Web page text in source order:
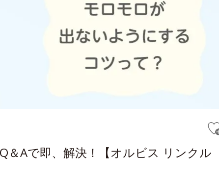
＆Aで即、解決！【オルビス リンクル